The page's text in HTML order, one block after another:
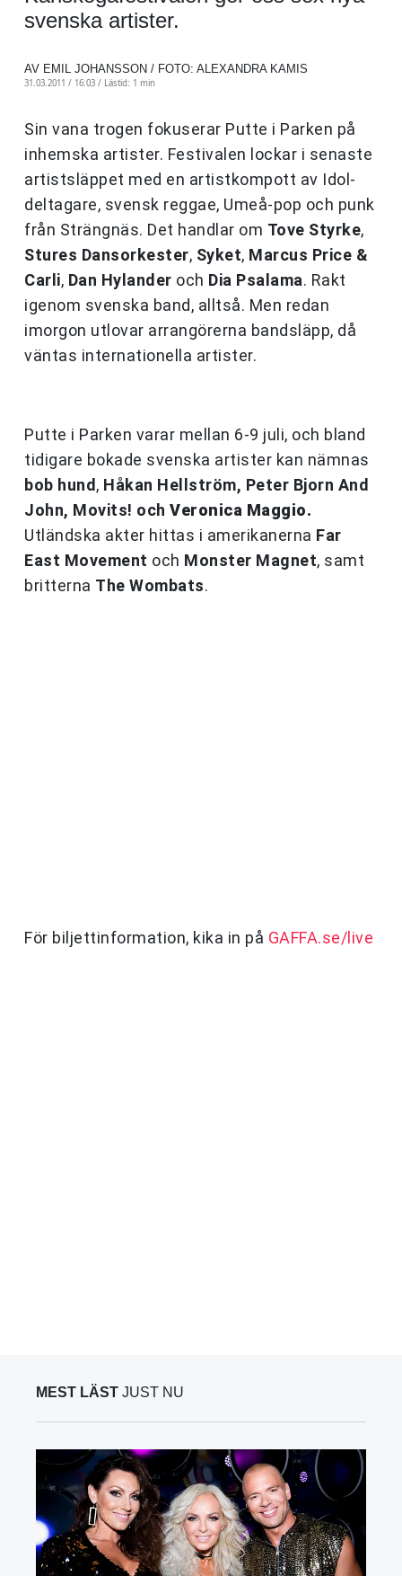
svenska artister.
AV EMIL JOHANSSON / FOTO: ALEXANDRA KAMIS
31.03.2011 / 16:03 / Lästid: 1 min
Sin vana trogen fokuserar Putte i Parken på
inhemska artister. Festivalen lockar i senaste
artistsläppet med en artistkompott av Idol-
deltagare, svensk reggae, Umeå-pop och punk
från Strängnäs. Det handlar om Tove Styrke,
Stures Dansorkester, Syket, Marcus Price &
Carli, Dan Hylander och Dia Psalama. Rakt
igenom svenska band, alltså. Men redan
imorgon utlovar arrangörerna bandsläpp, då
väntas internationella artister.
Putte i Parken varar mellan 6-9 juli, och bland
tidigare bokade svenska artister kan nämnas
bob hund , Håkan Hellström, Peter Bjorn And
John, Movits! och Veronica Maggio.
Utländska akter hittas i amerikanerna Far
East Movement och Monster Magnet, samt
britterna The Wombats.
För biljettinformation, kika in på GAFFA.se/live
MEST LÄST JUST NU